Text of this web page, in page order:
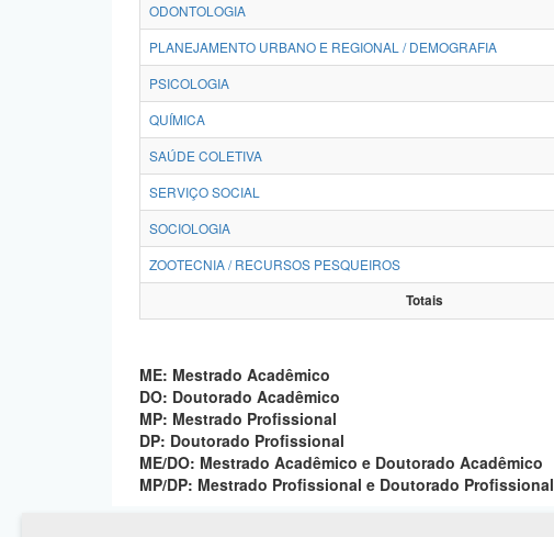
ODONTOLOGIA
PLANEJAMENTO URBANO E REGIONAL / DEMOGRAFIA
PSICOLOGIA
QUÍMICA
SAÚDE COLETIVA
SERVIÇO SOCIAL
SOCIOLOGIA
ZOOTECNIA / RECURSOS PESQUEIROS
Totais
ME: Mestrado Acadêmico
DO: Doutorado Acadêmico
MP: Mestrado Profissional
DP: Doutorado Profissional
ME/DO: Mestrado Acadêmico e Doutorado Acadêmico
MP/DP: Mestrado Profissional e Doutorado Profissional